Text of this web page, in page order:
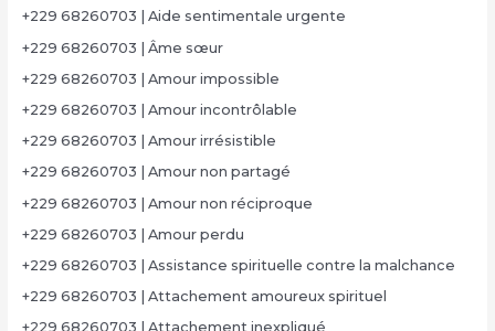
+229 68260703 | Aide sentimentale urgente
+229 68260703 | Âme sœur
+229 68260703 | Amour impossible
+229 68260703 | Amour incontrôlable
+229 68260703 | Amour irrésistible
+229 68260703 | Amour non partagé
+229 68260703 | Amour non réciproque
+229 68260703 | Amour perdu
+229 68260703 | Assistance spirituelle contre la malchance
+229 68260703 | Attachement amoureux spirituel
+229 68260703 | Attachement inexpliqué